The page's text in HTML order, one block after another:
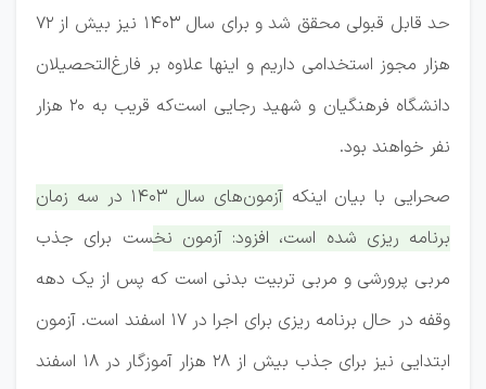
حد قابل قبولی محقق شد و برای سال ۱۴۰۳ نیز بیش از ۷۲
هزار مجوز استخدامی داریم و اینها علاوه بر فارغ‌التحصیلان
دانشگاه فرهنگیان و شهید رجایی است‌که قریب به ۲۰ هزار
نفر خواهند بود.
صحرایی با بیان اینکه
آزمون‌های سال ۱۴۰۳ در سه زمان
برنامه ریزی شده است، افزود: آزمون نخست برای جذب
مربی پرورشی و مربی تربیت بدنی است که پس از یک دهه
وقفه در حال برنامه ریزی برای اجرا در ۱۷ اسفند است. آزمون
ابتدایی نیز برای جذب بیش از ۲۸ هزار آموزگار در ۱۸ اسفند